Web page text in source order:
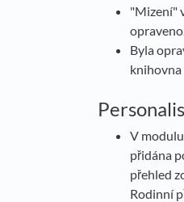
"Mizení"
Byla
knihovna
V
přidána
přehled
Rodinní